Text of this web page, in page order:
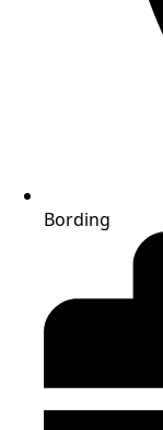
Bording